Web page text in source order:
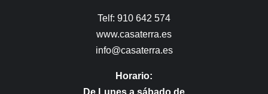
Telf: 910 642 574
www.casaterra.es
info@casaterra.es
Horario: